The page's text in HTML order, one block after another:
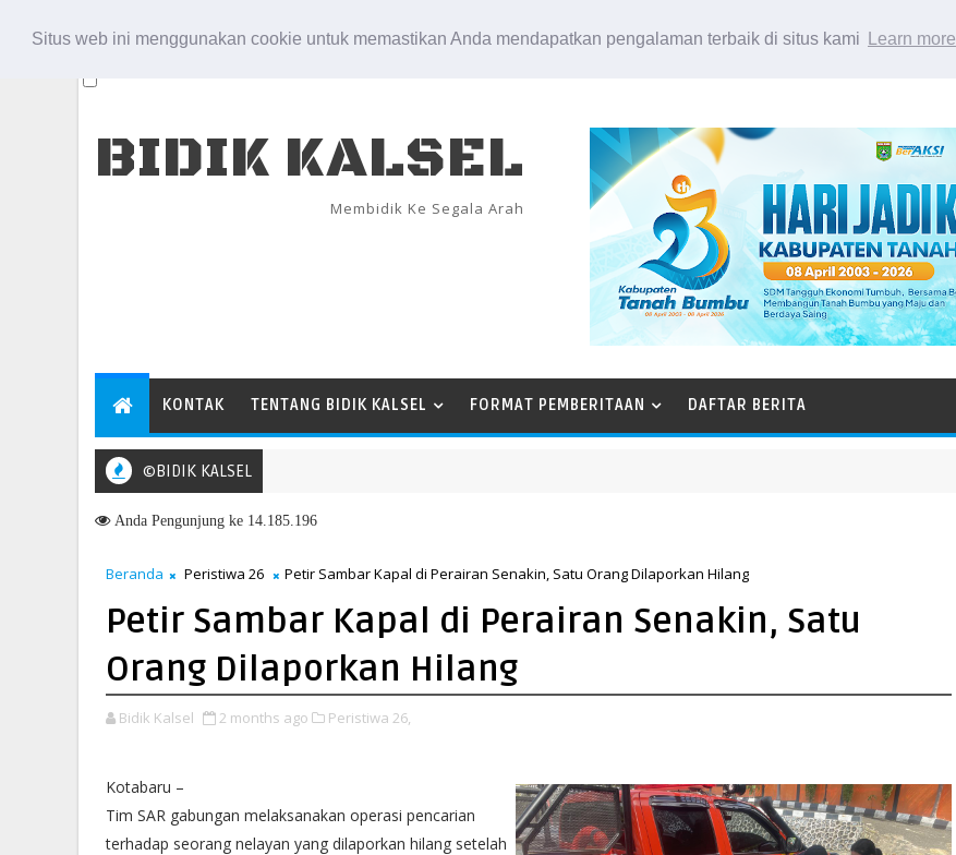
Situs web ini menggunakan cookie untuk memastikan Anda mendapatkan pengalaman terbaik di situs kami Learn more
BIDIK KALSEL
Membidik Ke Segala Arah
KONTAK TENTANG BIDIK KALSEL FORMAT PEMBERITAAN DAFTAR BERITA
©BIDIK KALSEL
KUA-PPAS Perubahan 2026 Disepakati dan Ditandatangani Bersama
Anda Pengunjung ke 14.185.196
Beranda Peristiwa 26 Petir Sambar Kapal di Perairan Senakin, Satu Orang Dilaporkan Hilang
Petir Sambar Kapal di Perairan Senakin, Satu
Orang Dilaporkan Hilang
Bidik Kalsel 2 months ago Peristiwa 26,
Kotabaru –
Tim SAR gabungan melaksanakan operasi pencarian
terhadap seorang nelayan yang dilaporkan hilang setelah